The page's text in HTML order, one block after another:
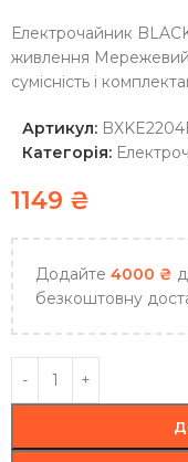
Електрочайник
живлення Мережевий.
сумісність і
Артикул:
Категорія:
1149 ₴
Додайте 4000 ₴
безкоштовну